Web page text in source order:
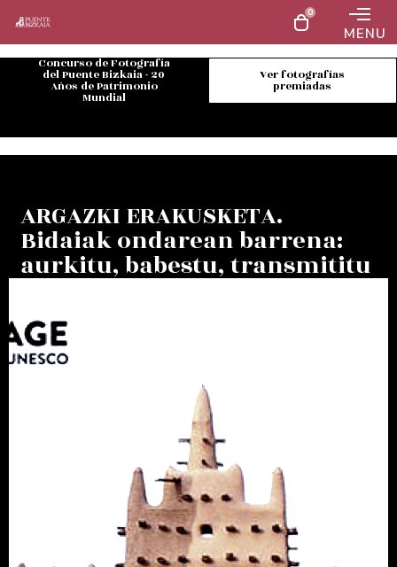
0
MENU
Concurso de Fotografía
del Puente Bizkaia - 20
Años de Patrimonio
Mundial
Ver fotografías
premiadas
ARGAZKI ERAKUSKETA.
Bidaiak ondarean barrena:
aurkitu, babestu, transmititu